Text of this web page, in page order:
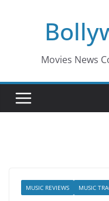
Movies News
MUSIC REVIEWS MUSIC